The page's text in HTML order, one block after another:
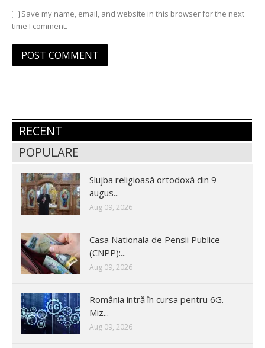
Save my name, email, and website in this browser for the next
time I comment.
RECENT
POPULARE
Slujba religioasă ortodoxă din 9
augus...
Aug 09, 2026
Casa Nationala de Pensii Publice
(CNPP):...
Aug 09, 2026
România intră în cursa pentru 6G.
Miz...
Aug 09, 2026